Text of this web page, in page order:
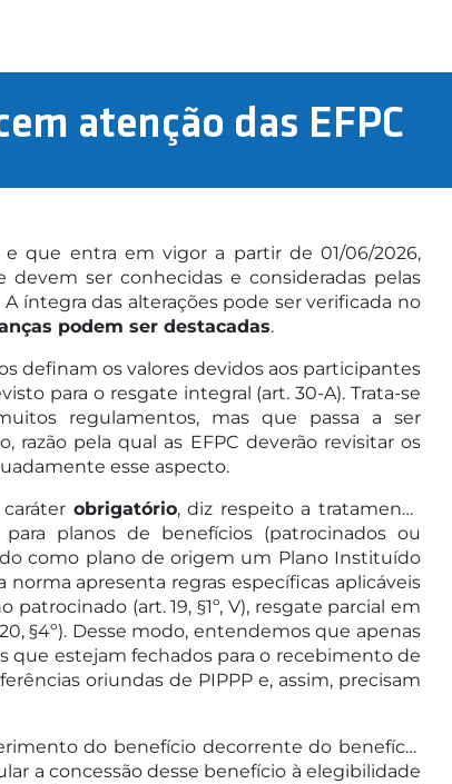
atenção das EFPC
e que entra em vigor a partir de 01/06/2026,
devem ser conhecidas e consideradas pelas
íntegra das alterações pode ser verificada no
podem ser destacadas.
definam os valores devidos aos participantes
para o resgate integral (art. 30-A). Trata-se
regulamentos, mas que passa a ser
pela qual as EFPC deverão revisitar os
esse aspecto.
obrigatório, diz respeito a tratamento
planos de benefícios (patrocinados ou
como plano de origem um Plano Instituído
norma apresenta regras específicas aplicáveis
patrocinado (art. 19, §1º, V), resgate parcial em
§4º). Desse modo, entendemos que apenas
que estejam fechados para o recebimento de
oriundas de PIPPP e, assim, precisam
do benefício decorrente do benefício
a concessão desse benefício à elegibilidade